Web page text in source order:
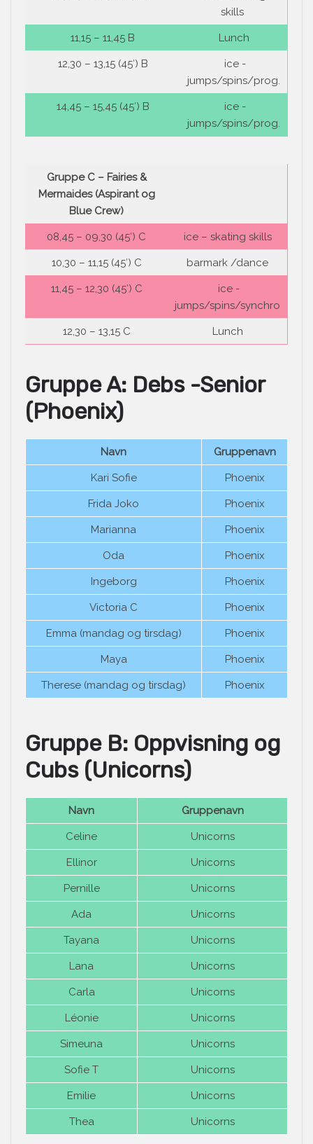
skills
11,15 – 11,45 B Lunch
12,30 – 13,15 (45′) B
ice -
jumps/spins/prog.
14,45 – 15,45 (45′) B
ice -
jumps/spins/prog.
Gruppe C – Fairies &
Mermaides (Aspirant og
Blue Crew)
08,45 – 09,30 (45′) C ice – skating skills
10,30 – 11,15 (45′) C barmark /dance
11,45 – 12,30 (45′) C
ice -
jumps/spins/synchro
12,30 – 13,15 C Lunch
Gruppe A: Debs -Senior
(Phoenix)
Navn Gruppenavn
Kari Sofie Phoenix
Frida Joko Phoenix
Marianna Phoenix
Oda Phoenix
Ingeborg Phoenix
Victoria C Phoenix
Emma (mandag og tirsdag) Phoenix
Maya Phoenix
Therese (mandag og tirsdag) Phoenix
Gruppe B: Oppvisning og
Cubs (Unicorns)
Navn Gruppenavn
Celine Unicorns
Ellinor Unicorns
Pernille Unicorns
Ada Unicorns
Tayana Unicorns
Lana Unicorns
Carla Unicorns
Léonie Unicorns
Simeuna Unicorns
Sofie T Unicorns
Emilie Unicorns
Thea Unicorns